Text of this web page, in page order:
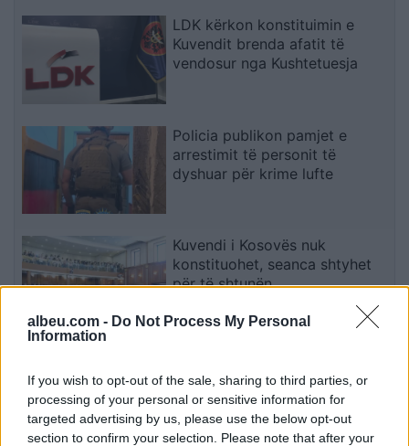
albeu.com - Do Not Process My Personal
Information
If you wish to opt-out of the sale, sharing to third parties, or
processing of your personal or sensitive information for
targeted advertising by us, please use the below opt-out
section to confirm your selection. Please note that after your
LDK kërkon konstituimin e
Kuvendit brenda afatit të
vendosur nga Kushtetuesja
Policia publikon pamjet e
arrestimit të personit të
dyshuar për krime lufte
Kuvendi i Kosovës nuk
konstituohet, seanca shtyhet
për të shtunën
hapësirat, talenti suedez drejt
largimit nga Barcelona